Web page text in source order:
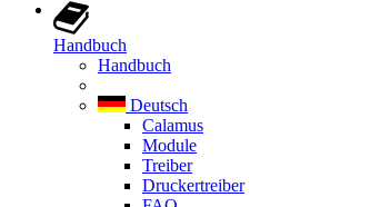
Handbuch
Handbuch
Deutsch
Calamus
Module
Treiber
Druckertreiber